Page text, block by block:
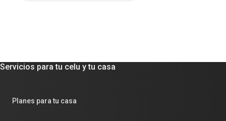
Servicios para tu celu y tu casa
Planes para tu casa